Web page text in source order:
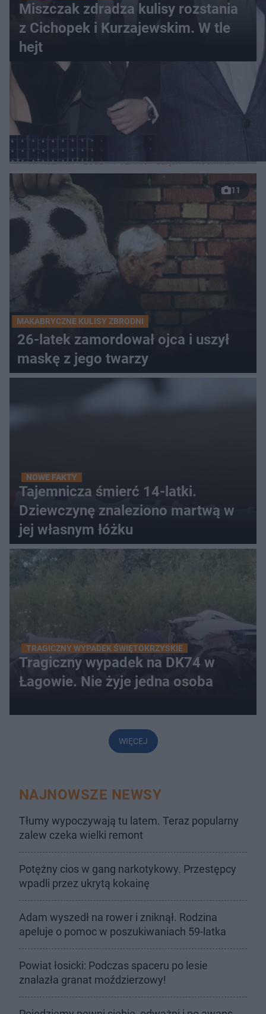
Miszczak zdradza kulisy rozstania
z Cichopek i Kurzajewskim. W tle
hejt
LOKALNE
WARSZAWA ŁÓDŹ POZNAŃ ŚLĄSK TRÓJMIASTO
11
MAKABRYCZNE KULISY ZBRODNI
26-latek zamordował ojca i uszył
maskę z jego twarzy
NOWE FAKTY
Tajemnicza śmierć 14-latki.
Dziewczynę znaleziono martwą w
jej własnym łóżku
TRAGICZNY WYPADEK ŚWIĘTOKRZYSKIE
Tragiczny wypadek na DK74 w
Łagowie. Nie żyje jedna osoba
WIĘCEJ
NAJNOWSZE NEWSY
Tłumy wypoczywają tu latem. Teraz popularny
zalew czeka wielki remont
Potężny cios w gang narkotykowy. Przestępcy
wpadli przez ukrytą kokainę
Adam wyszedł na rower i zniknął. Rodzina
apeluje o pomoc w poszukiwaniach 59-latka
Powiat łosicki: Podczas spaceru po lesie
znalazła granat moździerzowy!